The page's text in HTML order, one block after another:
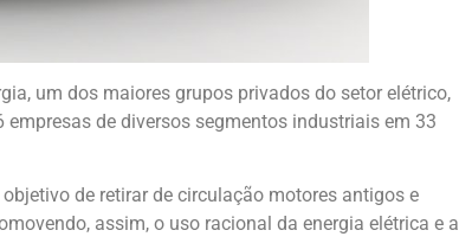
um dos maiores grupos privados do setor elétrico,
de diversos segmentos industriais em 33
de retirar de circulação motores antigos e
assim, o uso racional da energia elétrica e a